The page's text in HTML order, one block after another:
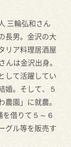
三輪弘和さん
長男。金沢の大
リア料理居酒屋
は金沢出身。
して活躍してい
婚。そして、５
園」に就農。
借りて５～６
グル等を販売す